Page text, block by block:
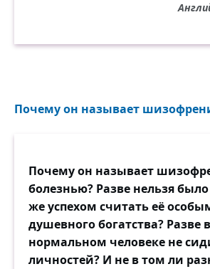
Почему он называет
Почему он называет
болезнью? Разве нельзя
же успехом считать её
душевного богатства? Разве
нормальном человеке не
личностей? И не в том ли